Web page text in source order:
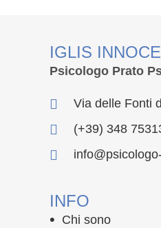
IGLIS
Psicologo Prato
Via delle Fonti
(+39) 348
INFO
Chi sono